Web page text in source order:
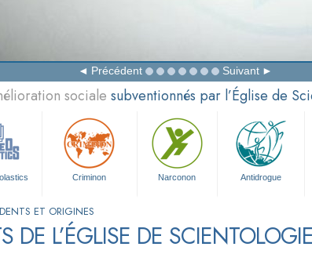
Précédent Suivant
sociale subventionnés par l’Église de
Criminon Narconon Antidrogue
ET ORIGINES
DE L’ÉGLISE DE SCIENTOLOGIE